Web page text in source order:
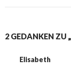
2 GEDANKEN ZU
Elisabeth